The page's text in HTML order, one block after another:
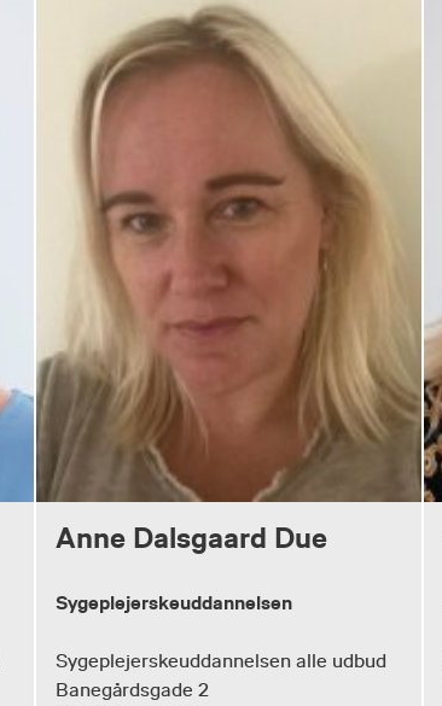
Anne Dalsgaard Due
Sygeplejerskeuddannelsen
Sygeplejerskeuddannelsen alle udbud
Banegårdsgade 2